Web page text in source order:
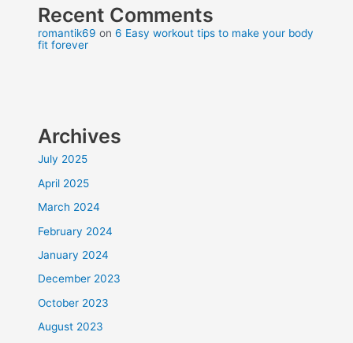
Recent Comments
romantik69 on6 Easy workout tips to make your body
fit forever
Archives
July 2025
April 2025
March 2024
February 2024
January 2024
December 2023
October 2023
August 2023